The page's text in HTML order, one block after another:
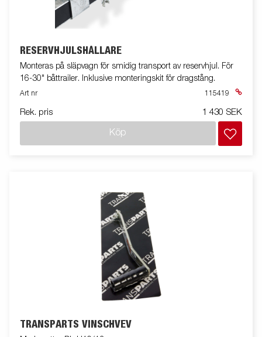
RESERVHJULSHÅLLARE
Monteras på släpvagn för smidig transport av reservhjul. För
16-30" båttrailer. Inklusive monteringskit för dragstång.
Art nr 115419
Rek. pris 1 430 SEK
Köp
TRANSPARTS VINSCHVEV